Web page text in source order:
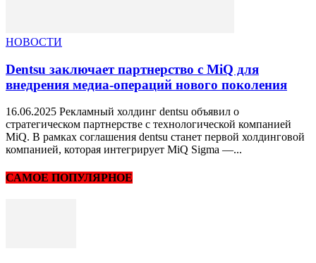
НОВОСТИ
Dentsu заключает партнерство с MiQ для
внедрения медиа-операций нового поколения
16.06.2025 Рекламный холдинг dentsu объявил о
стратегическом партнерстве с технологической компанией
MiQ. В рамках соглашения dentsu станет первой холдинговой
компанией, которая интегрирует MiQ Sigma —...
САМОЕ ПОПУЛЯРНОЕ